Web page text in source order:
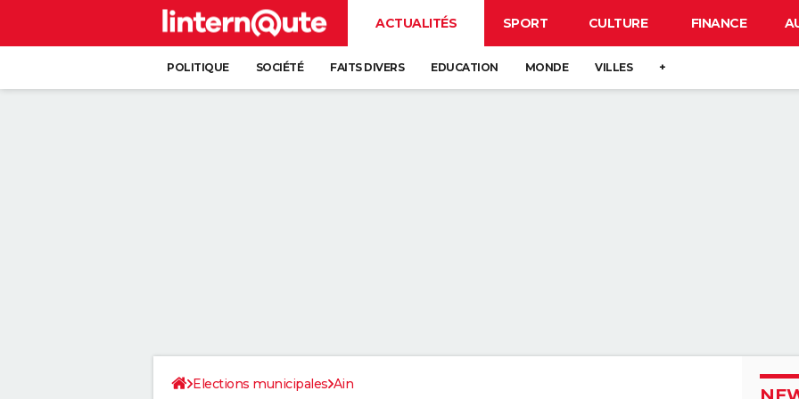
ACTUALITÉS SPORT CULTURE FINANCE
POLITIQUE SOCIÉTÉ FAITS DIVERS EDUCATION MONDE VILLES +
Elections municipales Ain